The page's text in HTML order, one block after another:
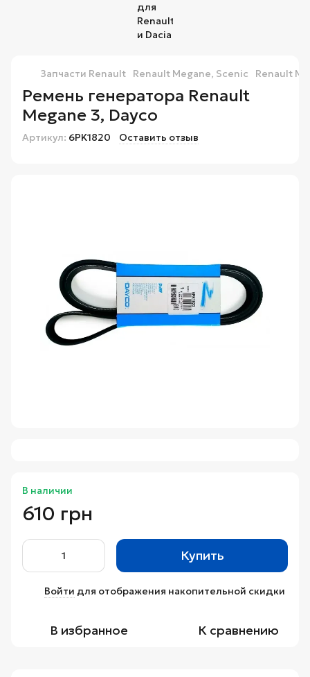
Запчасти Renault Renault Megane, Scenic Renault
Ремень генератора Renault
Megane 3, Dayco
Артикул: 6PK1820 Оставить отзыв
В наличии
610 грн
Купить
Войти для отображения накопительной скидки
В избранное К сравнению